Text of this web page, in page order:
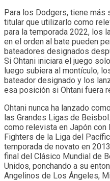
Para los Dodgers, tiene más
titular que utilizarlo como
para la temporada 2022, los
en el orden al bate pueden
bateadores designados
Si Ohtani iniciara el juego
luego subiera al montículo,
bateador designado y los
esa posición si Ohtani fuera
Ohtani nunca ha lanzado
las Grandes Ligas de
como relevista en Japón
Fighters de la Liga del
temporada de novato en
final del Clásico Mundial de
Unidos, ponchando a su
Angelinos de Los Ángeles,